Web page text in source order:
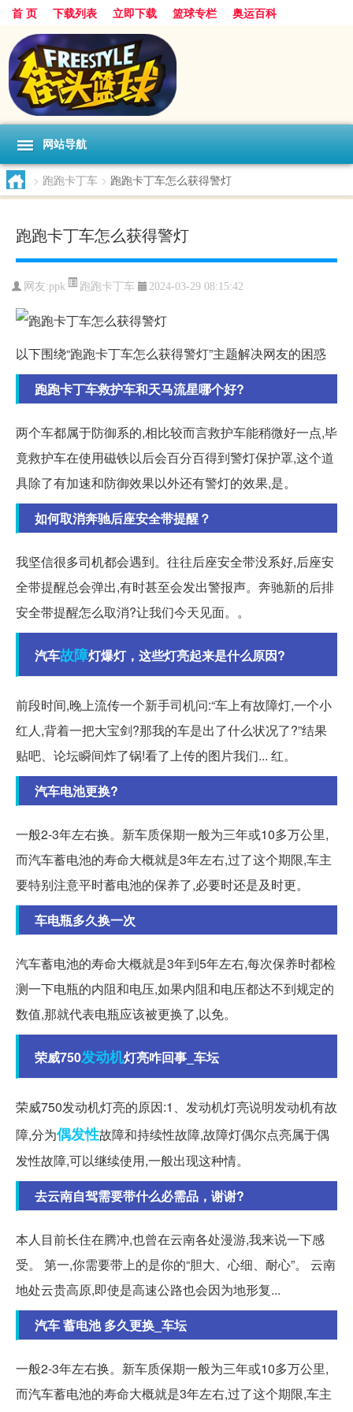
首 页 下载列表 立即下载 篮球专栏 奥运百科
网站导航
> 跑跑卡丁车 > 跑跑卡丁车怎么获得警灯
跑跑卡丁车怎么获得警灯
网友:ppk 跑跑卡丁车 2024-03-29 08:15:42
以下围绕“跑跑卡丁车怎么获得警灯”主题解决网友的困惑
跑跑卡丁车救护车和天马流星哪个好?
两个车都属于防御系的,相比较而言救护车能稍微好一点,毕
竟救护车在使用磁铁以后会百分百得到警灯保护罩,这个道
具除了有加速和防御效果以外还有警灯的效果,是。
如何取消奔驰后座安全带提醒？
我坚信很多司机都会遇到。往往后座安全带没系好,后座安
全带提醒总会弹出,有时甚至会发出警报声。奔驰新的后排
安全带提醒怎么取消?让我们今天见面。。
汽车故障灯爆灯，这些灯亮起来是什么原因?
前段时间,晚上流传一个新手司机问:“车上有故障灯,一个小
红人,背着一把大宝剑?那我的车是出了什么状况了?”结果
贴吧、论坛瞬间炸了锅!看了上传的图片我们... 红。
汽车电池更换?
一般2-3年左右换。新车质保期一般为三年或10多万公里,
而汽车蓄电池的寿命大概就是3年左右,过了这个期限,车主
要特别注意平时蓄电池的保养了,必要时还是及时更。
车电瓶多久换一次
汽车蓄电池的寿命大概就是3年到5年左右,每次保养时都检
测一下电瓶的内阻和电压,如果内阻和电压都达不到规定的
数值,那就代表电瓶应该被更换了,以免。
荣威750发动机灯亮咋回事_车坛
荣威750发动机灯亮的原因:1、发动机灯亮说明发动机有故
障,分为偶发性故障和持续性故障,故障灯偶尔点亮属于偶
发性故障,可以继续使用,一般出现这种情。
去云南自驾需要带什么必需品，谢谢?
本人目前长住在腾冲,也曾在云南各处漫游,我来说一下感
受。 第一,你需要带上的是你的“胆大、心细、耐心”。 云南
地处云贵高原,即使是高速公路也会因为地形复...
汽车 蓄电池 多久更换_车坛
一般2-3年左右换。新车质保期一般为三年或10多万公里,
而汽车蓄电池的寿命大概就是3年左右,过了这个期限,车主